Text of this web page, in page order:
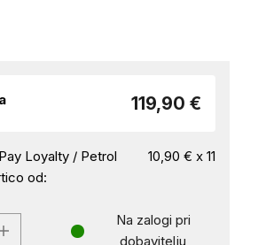
119,90 €
Loyalty / Petrol
od:
10,90 € x 11
Na zalogi pri
dobavitelju